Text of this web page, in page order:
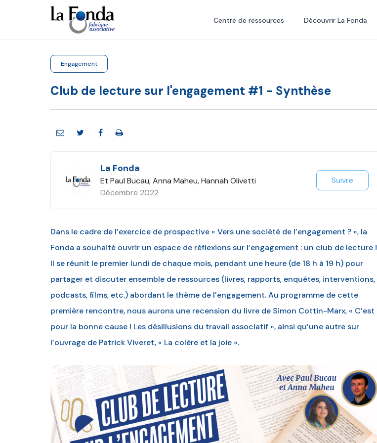
principal
Centre de ressources Découvrir La Fonda
Engagement
Club de lecture sur l'engagement #1 - Synthèse
La Fonda
Et Paul Bucau, Anna Maheu, Hannah Olivetti
Décembre 2022
Suivre
Dans le cadre de l’exercice de prospective « Vers une société de l’engagement ? », la
Fonda a souhaité ouvrir un espace de réflexions sur l’engagement : un club de lecture !
Il se réunit le premier lundi de chaque mois, pendant une heure (de 18 h à 19 h) pour
partager et discuter ensemble de ressources (livres, rapports, enquêtes, interventions,
podcasts, films, etc.) abordant le thème de l’engagement. Au programme de cette
première rencontre, nous aurons une recension du livre de Simon Cottin-Marx, « C’est
pour la bonne cause ! Les désillusions du travail associatif », ainsi qu’une autre sur
l’ouvrage de Patrick Viveret, « La colère et la joie ».